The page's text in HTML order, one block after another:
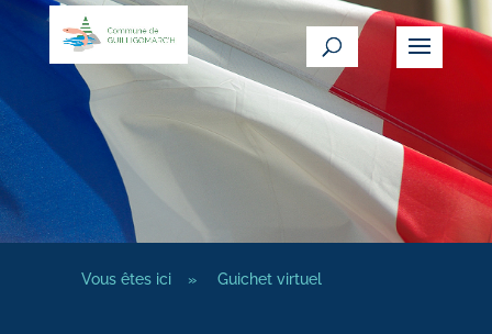
Vous êtes ici » Guichet virtuel